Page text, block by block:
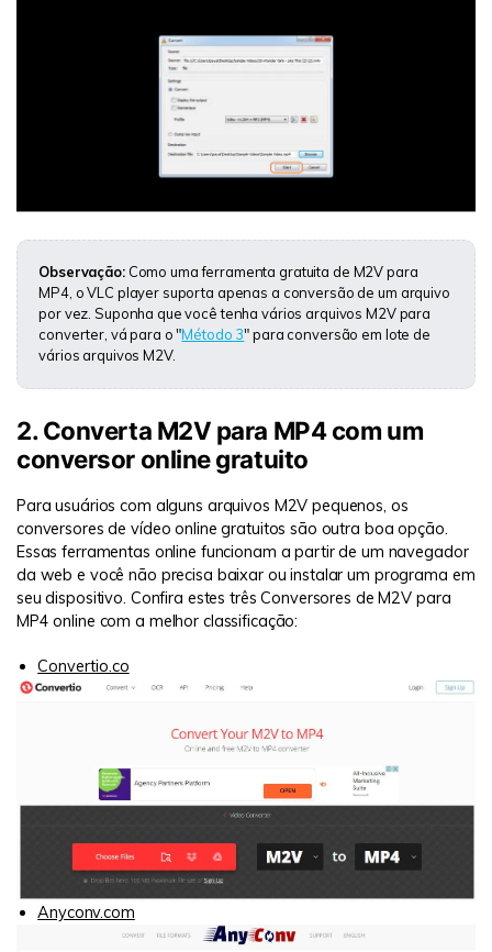
Reparo de fotos com IA
Repare suas fotos, melhore a qualidade e restaure
Vamos lá Teste Online
Observação:Como uma ferramenta gratuita de M2V para
MP4, o VLC player suporta apenas a conversão de um arquivo
por vez. Suponha que você tenha vários arquivos M2V para
converter, vá para o "Método 3" para conversão em lote de
vários arquivos M2V.
2. Converta M2V para MP4 com um
conversor online gratuito
Para usuários com alguns arquivos M2V pequenos, os
conversores de vídeo online gratuitos são outra boa opção.
Essas ferramentas online funcionam a partir de um navegador
da web e você não precisa baixar ou instalar um programa em
seu dispositivo. Confira estes três Conversores de M2V para
MP4 online com a melhor classificação:
Convertio.co
Anyconv.com